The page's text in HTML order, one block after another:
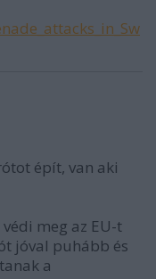
épít, van aki
meg az EU-t
jóval puhább és
a